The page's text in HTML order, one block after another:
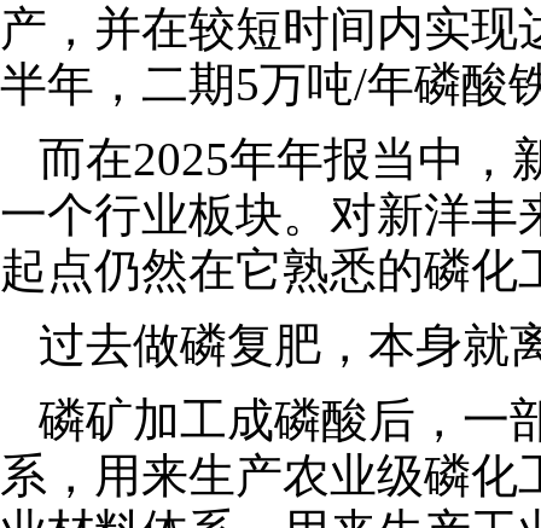
产，并在较短时间内实现
半年，二期5万吨/年磷酸
而在2025年年报当中，
一个行业板块。对新洋丰
起点仍然在它熟悉的磷化
过去做磷复肥，本身就
磷矿加工成磷酸后，一
系，用来生产农业级磷